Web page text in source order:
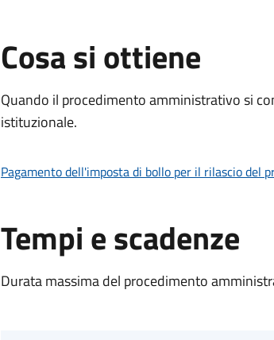
Cosa si ottiene
Quando il procedimento amministrativo si
istituzionale.
Pagamento dell'imposta di bollo per il rilascio del
Tempi e scadenze
Durata massima del procedimento